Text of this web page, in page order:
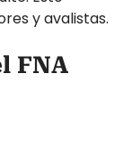
y avalistas.
FNA